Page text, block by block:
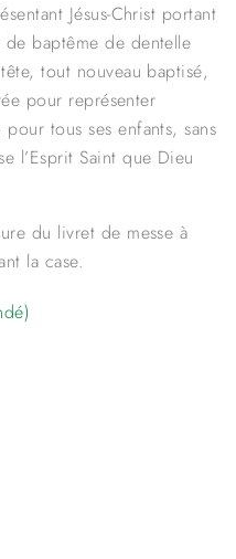
Jésus-Christ portant
baptême de dentelle
tout nouveau baptisé,
pour représenter
tous ses enfants, sans
l’Esprit Saint que Dieu
du livret de messe à
la case.